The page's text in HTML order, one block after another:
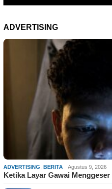
ADVERTISING
ADVERTISING BERITA Agustus 9, 2026
Ketika Layar Gawai